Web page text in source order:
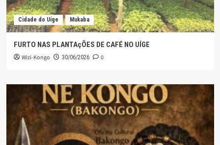
Cidade do Uíge Mukaba
FURTO NAS PLANTAçÕES DE CAFÉ NO UÍGE
Wizi-Kongo 30/06/2026 0